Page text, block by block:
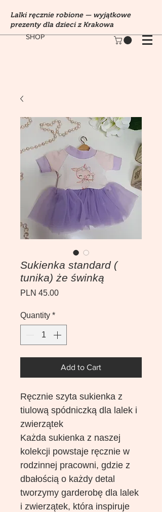
SHOP
Lalki ręcznie robione — wyjątkowe
prezenty dla dzieci z Krakowa
Sukienka standard (
tunika) że świnką
PLN 45.00Price
Quantity *
Add to Cart
Ręcznie szyta sukienka z
tiulową spódniczką dla lalek i
zwierzątek
Każda sukienka z naszej
kolekcji powstaje ręcznie w
rodzinnej pracowni, gdzie z
dbałością o każdy detal
tworzymy garderobę dla lalek
i zwierzątek, która inspiruje